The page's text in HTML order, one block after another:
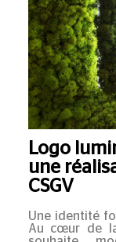
Logo
une
CSGV
Une identité
Au cœur de la